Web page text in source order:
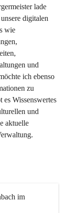
lade
digitalen
wie
und
ich ebenso
zu
Wissenswertes
und
aktuelle
im